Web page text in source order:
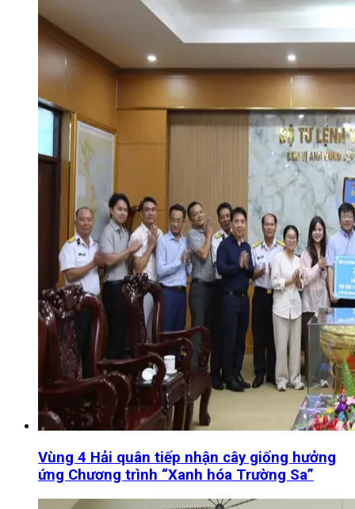
Vùng 4 Hải quân tiếp nhận cây giống hưởng
ứng Chương trình “Xanh hóa Trường Sa”